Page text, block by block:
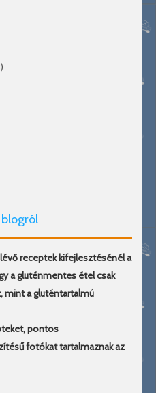
receptek kifejlesztésénél a
a gluténmentes étel csak
mint a gluténtartalmú
pontos
fotókat tartalmaznak az